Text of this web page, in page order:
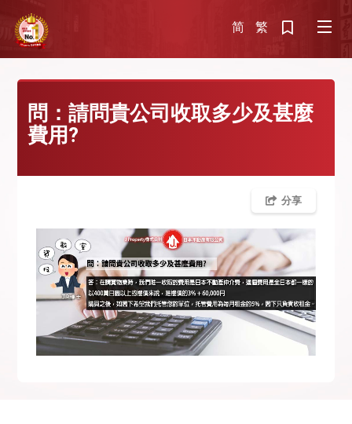
简 繁
問：請問貴公司收取多少及甚麼
費用?
分享